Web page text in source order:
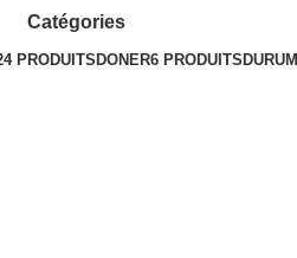
Catégories
PRODUITSDONER6 PRODUITS DURUM